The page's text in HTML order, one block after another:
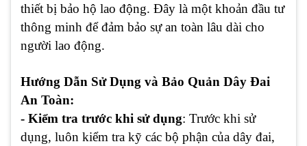
thiết bị bảo hộ lao động. Đây là một khoản đầu tư
thông minh để đảm bảo sự an toàn lâu dài cho
người lao động.
Hướng Dẫn Sử Dụng và Bảo Quản Dây Đai
An Toàn:
- Kiểm tra trước khi sử dụng: Trước khi sử
dụng, luôn kiểm tra kỹ các bộ phận của dây đai,